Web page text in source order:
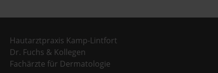
Hautarztpraxis Kamp-Lintfort
Dr. Fuchs & Kollegen
Fachärzte für Dermatologie